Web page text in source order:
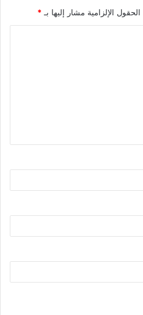
الحقول الإلزامية مشار إليها بـ *